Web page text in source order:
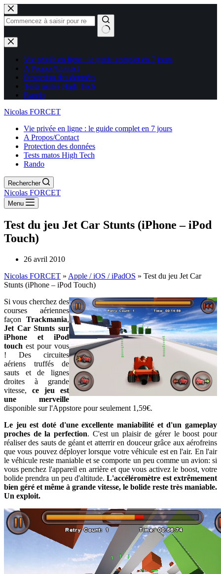
Aucun
résultat
Vie privée en ligne : le guide complet en 7 jours
A Propos/Contact
Protection des données
Tests matos High Tech
Rando
Nicolas FORCET
Vie privée en ligne : le guide complet en 7 jours
A Propos/Contact
Protection des données
Tests matos High Tech
Rando
Rechercher
Nicolas FORCET
Menu
Test du jeu Jet Car Stunts (iPhone – iPod
Touch)
26 avril 2010
Nicolas FORCET » Apple / iOS / iPadOS » Test du jeu Jet Car
Stunts (iPhone – iPod Touch)
Si vous cherchez des
courses aériennes
façon Trackmania,
Jet Car Stunts sur
iPhone et iPod
touch est pour vous
! Des circuites
aériens truffés de
sauts et de lignes
droites à grande
vitesse, ce jeu est
une merveille
disponible sur l'Appstore pour seulement 1,59€.
Le jeu est doté d'une excellente maniabilité et d'un gameplay
proches de la perfection. C'est un plaisir de gérer le boost pour
réaliser des sauts de géant et atterrir en douceur grâce aux aérofreins
que vous pouvez déployer lorsque votre véhicule est en l'air. En l'air
le véhicule reste maniable et se comporte un peu comme un avion: si
vous penchez l'appareil en arrière et que vous activez le boost, votre
bolide prendra un peu d'altitude.L'accéléromètre est extrêmement
bien géré et même à grande vitesse, le bolide reste très maniable.
Un exploit.